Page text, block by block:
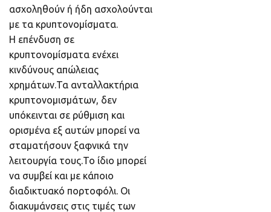
ασχοληθούν ή ήδη ασχολούνται
με τα κρυπτονομίσματα.
Η επένδυση σε
κρυπτονομίσματα ενέχει
κινδύνους απώλειας
χρημάτων.Τα ανταλλακτήρια
κρυπτονομισμάτων, δεν
υπόκεινται σε ρύθμιση και
ορισμένα εξ αυτών μπορεί να
σταματήσουν ξαφνικά την
λειτουργία τους.Το ίδιο μπορεί
να συμβεί και με κάποιο
διαδικτυακό πορτοφόλι. Οι
διακυμάνσεις στις τιμές των